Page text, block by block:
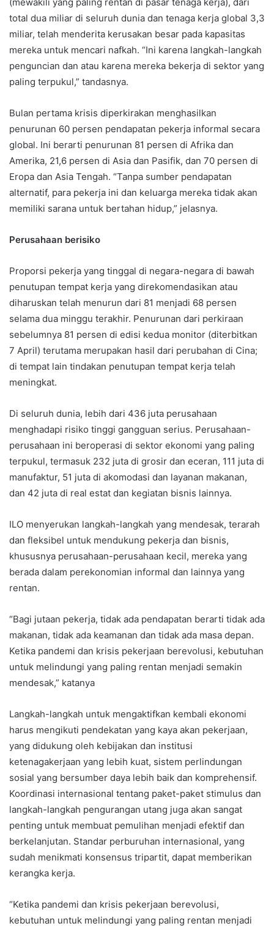
(mewakili yang paling rentan di pasar tenaga kerja), dari
total dua miliar di seluruh dunia dan tenaga kerja global 3,3
miliar, telah menderita kerusakan besar pada kapasitas
mereka untuk mencari nafkah. “Ini karena langkah-langkah
penguncian dan atau karena mereka bekerja di sektor yang
paling terpukul,” tandasnya.
Bulan pertama krisis diperkirakan menghasilkan
penurunan 60 persen pendapatan pekerja informal secara
global. Ini berarti penurunan 81 persen di Afrika dan
Amerika, 21,6 persen di Asia dan Pasifik, dan 70 persen di
Eropa dan Asia Tengah. “Tanpa sumber pendapatan
alternatif, para pekerja ini dan keluarga mereka tidak akan
memiliki sarana untuk bertahan hidup,” jelasnya.
Perusahaan berisiko
Proporsi pekerja yang tinggal di negara-negara di bawah
penutupan tempat kerja yang direkomendasikan atau
diharuskan telah menurun dari 81 menjadi 68 persen
selama dua minggu terakhir. Penurunan dari perkiraan
sebelumnya 81 persen di edisi kedua monitor (diterbitkan
7 April) terutama merupakan hasil dari perubahan di Cina;
di tempat lain tindakan penutupan tempat kerja telah
meningkat.
Di seluruh dunia, lebih dari 436 juta perusahaan
menghadapi risiko tinggi gangguan serius. Perusahaan-
perusahaan ini beroperasi di sektor ekonomi yang paling
terpukul, termasuk 232 juta di grosir dan eceran, 111 juta di
manufaktur, 51 juta di akomodasi dan layanan makanan,
dan 42 juta di real estat dan kegiatan bisnis lainnya.
ILO menyerukan langkah-langkah yang mendesak, terarah
dan fleksibel untuk mendukung pekerja dan bisnis,
khususnya perusahaan-perusahaan kecil, mereka yang
berada dalam perekonomian informal dan lainnya yang
rentan.
“Bagi jutaan pekerja, tidak ada pendapatan berarti tidak ada
makanan, tidak ada keamanan dan tidak ada masa depan.
Ketika pandemi dan krisis pekerjaan berevolusi, kebutuhan
untuk melindungi yang paling rentan menjadi semakin
mendesak,” katanya
Langkah-langkah untuk mengaktifkan kembali ekonomi
harus mengikuti pendekatan yang kaya akan pekerjaan,
yang didukung oleh kebijakan dan institusi
ketenagakerjaan yang lebih kuat, sistem perlindungan
sosial yang bersumber daya lebih baik dan komprehensif.
Koordinasi internasional tentang paket-paket stimulus dan
langkah-langkah pengurangan utang juga akan sangat
penting untuk membuat pemulihan menjadi efektif dan
berkelanjutan. Standar perburuhan internasional, yang
sudah menikmati konsensus tripartit, dapat memberikan
kerangka kerja.
“Ketika pandemi dan krisis pekerjaan berevolusi,
kebutuhan untuk melindungi yang paling rentan menjadi